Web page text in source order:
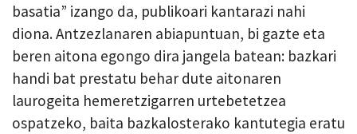
basatia” izango da, publikoari kantarazi nahi
diona. Antzezlanaren abiapuntuan, bi gazte eta
beren aitona egongo dira jangela batean: bazkari
handi bat prestatu behar dute aitonaren
laurogeita hemeretzigarren urtebetetzea
ospatzeko, baita bazkalosterako kantutegia eratu